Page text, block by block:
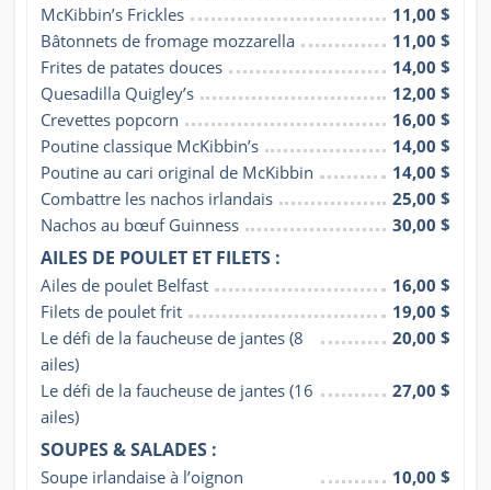
McKibbin’s Frickles
11,00 $
Bâtonnets de fromage mozzarella
11,00 $
Frites de patates douces
14,00 $
Quesadilla Quigley’s
12,00 $
Crevettes popcorn
16,00 $
Poutine classique McKibbin’s
14,00 $
Poutine au cari original de McKibbin
14,00 $
Combattre les nachos irlandais
25,00 $
Nachos au bœuf Guinness
30,00 $
AILES DE POULET ET FILETS :
Ailes de poulet Belfast
16,00 $
Filets de poulet frit
19,00 $
Le défi de la faucheuse de jantes (8
ailes)
20,00 $
Le défi de la faucheuse de jantes (16
ailes)
27,00 $
SOUPES & SALADES :
Soupe irlandaise à l’oignon
10,00 $